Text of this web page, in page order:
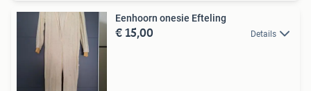
Eenhoorn onesie Efteling
€ 15,00 Details